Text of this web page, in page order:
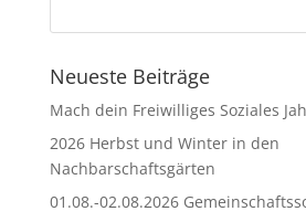
Neueste Beiträge
Mach dein Freiwilliges Soziales
2026 Herbst und Winter in den
Nachbarschaftsgärten
01.08.-02.08.2026